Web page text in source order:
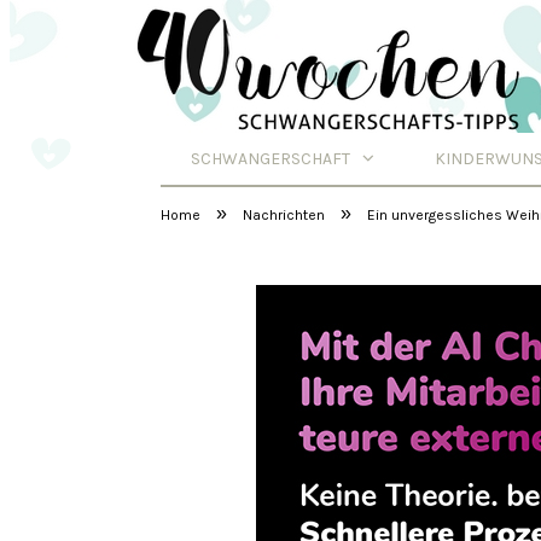
SCHWANGERSCHAFT
Home » Nachrichten » Ein unvergessliches